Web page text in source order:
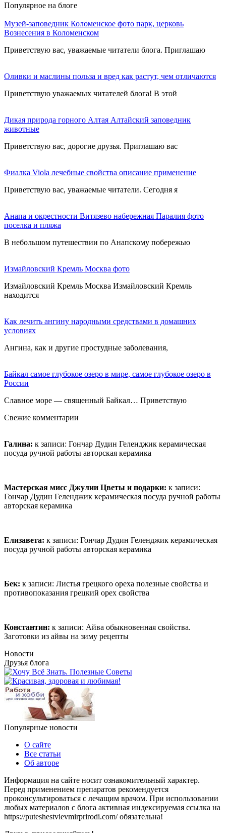
Популярное на блоге
Музей-заповедник Коломенское фото парк, церковь
Вознесения в Коломенском
Приветствую вас, уважаемые читатели блога. Приглашаю
Оливки и маслины польза и вред как растут, чем отличаются
Приветствую уважаемых читателей блога! В этой
Дикая природа горного Алтая Алтайский заповедник
животные
Приветствую вас, дорогие друзья. Приглашаю вас
Фиалка Viola лечебные свойства описание применение
Приветствую вас, уважаемые читатели. Сегодня я
Анапа и окрестности Витязево набережная Паралия фото
поселка и пляжа
В небольшом путешествии по Анапскому побережью
Измайловский Кремль Москва фото
Измайловский Кремль Москва Измайловский Кремль
находится
Как лечить ангину народными средствами в домашних
условиях
Ангина, как и другие простудные заболевания,
Байкал самое глубокое озеро в мире, самое глубокое озеро в
России
Славное море — священный Байкал… Приветствую
Свежие комментарии
Галина: к записи: Гончар Дудин Геленджик керамическая
посуда ручной работы авторская керамика
Мастерская мисс Джулии Цветы и подарки: к записи:
Гончар Дудин Геленджик керамическая посуда ручной работы
авторская керамика
Елизавета: к записи: Гончар Дудин Геленджик керамическая
посуда ручной работы авторская керамика
Бек: к записи: Листья грецкого ореха полезные свойства и
противопоказания грецкий орех свойства
Константин: к записи: Айва обыкновенная свойства.
Заготовки из айвы на зиму рецепты
Новости
Друзья блога
Популярные новости
О сайте
Все статьи
Об авторе
Информация на сайте носит ознакомительный характер.
Перед применением препаратов рекомендуется
проконсультироваться с лечащим врачом. При использовании
любых материалов с блога активная индексируемая ссылка на
https://puteshestvievmirprirodi.com/ обязательна!